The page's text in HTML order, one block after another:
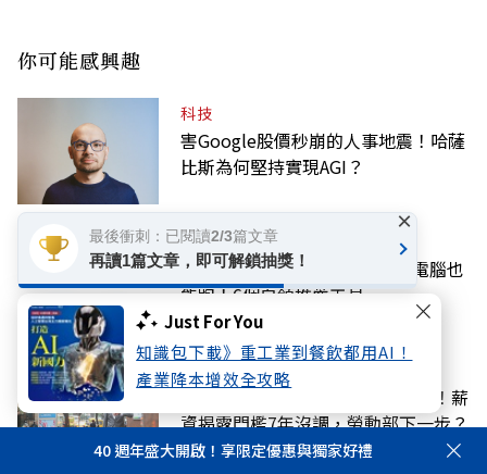
Just For You
知識包下載》重工業到餐飲都用AI！
產業降本增效全攻略
你可能感興趣
科技
害Google股價秒崩的人事地震！哈薩
比斯為何堅持實現AGI？
AI
Gemini Spark完整教學｜關掉電腦也
能跑！6個白領推薦工具
話題
徵才薪資擬沒5萬不得寫「面議」！薪
資揭露門檻7年沒調，勞動部下一步？
40 週年盛大開啟！享限定優惠與獨家好禮
最後衝刺：已閱讀2/3篇文章
再讀1篇文章，即可解鎖抽獎！
×